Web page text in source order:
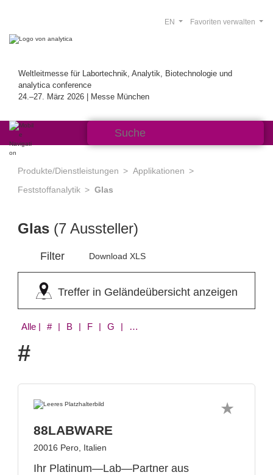
Weltleitmesse für Labortechnik, Analytik, Biotechnologie und
analytica conference
24.–27. März 2026 | Messe München
Favoriten verwalten
EN
Produkte/Dienstleistungen
Applikationen
Feststoffanalytik
Glas
Glas (7 Aussteller)
Filter Download XLS
Treffer in Geländeübersicht anzeigen
Alle | # | B | F | G | J | T
#
88LABWARE
20016 Pero, Italien
Ihr Platinum—Lab—Partner aus